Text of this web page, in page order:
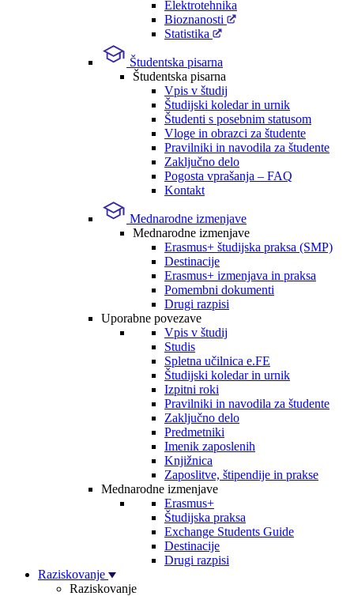
Elektrotehnika
Bioznanosti
Statistika
Študentska pisarna
Študentska pisarna
Vpis v študij
Študijski koledar in urnik
Študenti s posebnim statusom
Vloge in obrazci za študente
Pravilniki in navodila za študente
Zaključno delo
Pogosta vprašanja – FAQ
Kontakt
Mednarodne izmenjave
Mednarodne izmenjave
Erasmus+ študijska praksa (SMP)
Destinacije
Erasmus+ izmenjava in praksa
Pomembni dokumenti
Drugi razpisi
Uporabne povezave
Vpis v študij
Studis
Spletna učilnica e.FE
Študijski koledar in urnik
Izpitni roki
Pravilniki in navodila za študente
Zaključno delo
Predmetniki
Imenik zaposlenih
Knjižnica
Zaposlitve, štipendije in prakse
Mednarodne izmenjave
Erasmus+
Študijska praksa
Exchange Students Guide
Destinacije
Drugi razpisi
Raziskovanje
Raziskovanje